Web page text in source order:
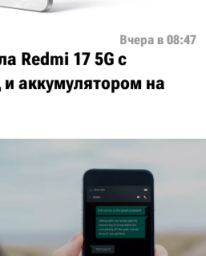
Вчера в 08:47
Redmi 17 5G с
аккумулятором на